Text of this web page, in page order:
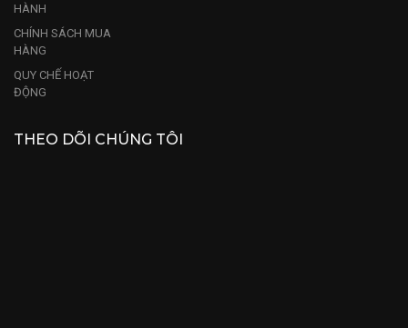
HÀNH
CHÍNH SÁCH MUA
HÀNG
QUY CHẾ HOẠT
ĐỘNG
THEO DÕI CHÚNG TÔI